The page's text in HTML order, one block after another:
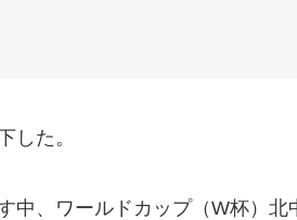
した。
、ワールドカップ（W杯）北